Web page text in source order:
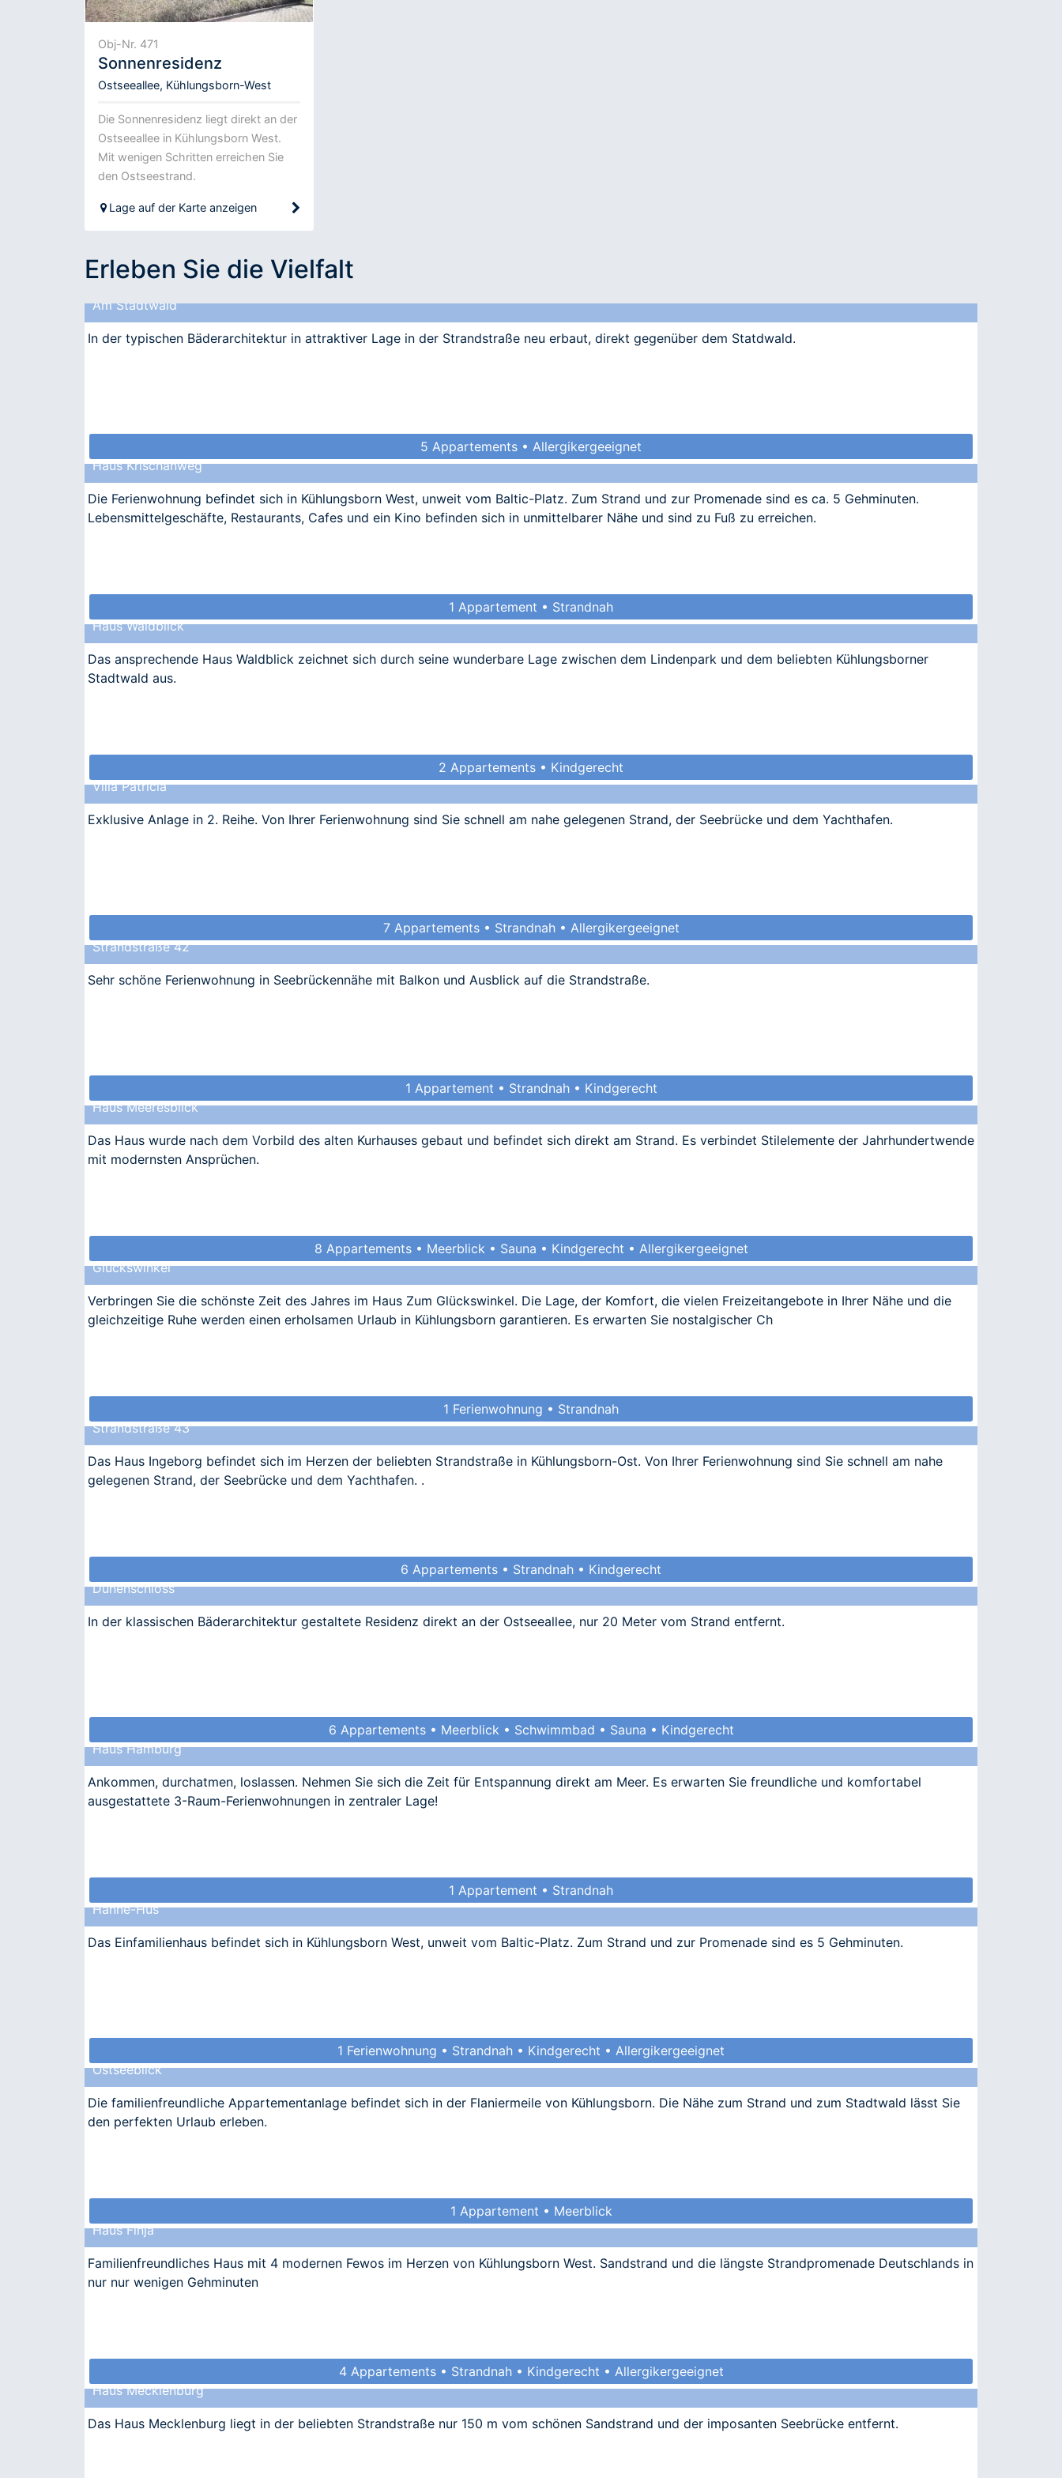
Obj-Nr. 471
Sonnenresidenz
Ostseeallee, Kühlungsborn-West
Die Sonnenresidenz liegt direkt an der
Ostseeallee in Kühlungsborn West.
Mit wenigen Schritten erreichen Sie
den Ostseestrand.
Lage auf der Karte anzeigen
Erleben Sie die Vielfalt
Am Stadtwald
In der typischen Bäderarchitektur in attraktiver Lage in der Strandstraße neu erbaut, direkt gegenüber dem Statdwald.
5 Appartements • Allergikergeeignet
Haus Krischanweg
Die Ferienwohnung befindet sich in Kühlungsborn West, unweit vom Baltic-Platz. Zum Strand und zur Promenade sind es ca. 5 Gehminuten.
Lebensmittelgeschäfte, Restaurants, Cafes und ein Kino befinden sich in unmittelbarer Nähe und sind zu Fuß zu erreichen.
1 Appartement • Strandnah
Haus Waldblick
Das ansprechende Haus Waldblick zeichnet sich durch seine wunderbare Lage zwischen dem Lindenpark und dem beliebten Kühlungsborner
Stadtwald aus.
2 Appartements • Kindgerecht
Villa Patricia
Exklusive Anlage in 2. Reihe. Von Ihrer Ferienwohnung sind Sie schnell am nahe gelegenen Strand, der Seebrücke und dem Yachthafen.
7 Appartements • Strandnah • Allergikergeeignet
Strandstraße 42
Sehr schöne Ferienwohnung in Seebrückennähe mit Balkon und Ausblick auf die Strandstraße.
1 Appartement • Strandnah • Kindgerecht
Haus Meeresblick
Das Haus wurde nach dem Vorbild des alten Kurhauses gebaut und befindet sich direkt am Strand. Es verbindet Stilelemente der Jahrhundertwende
mit modernsten Ansprüchen.
8 Appartements • Meerblick • Sauna • Kindgerecht • Allergikergeeignet
Glückswinkel
Verbringen Sie die schönste Zeit des Jahres im Haus Zum Glückswinkel. Die Lage, der Komfort, die vielen Freizeitangebote in Ihrer Nähe und die
gleichzeitige Ruhe werden einen erholsamen Urlaub in Kühlungsborn garantieren. Es erwarten Sie nostalgischer Ch
1 Ferienwohnung • Strandnah
Strandstraße 43
Das Haus Ingeborg befindet sich im Herzen der beliebten Strandstraße in Kühlungsborn-Ost. Von Ihrer Ferienwohnung sind Sie schnell am nahe
gelegenen Strand, der Seebrücke und dem Yachthafen. .
6 Appartements • Strandnah • Kindgerecht
Dünenschloss
In der klassischen Bäderarchitektur gestaltete Residenz direkt an der Ostseeallee, nur 20 Meter vom Strand entfernt.
6 Appartements • Meerblick • Schwimmbad • Sauna • Kindgerecht
Haus Hamburg
Ankommen, durchatmen, loslassen. Nehmen Sie sich die Zeit für Entspannung direkt am Meer. Es erwarten Sie freundliche und komfortabel
ausgestattete 3-Raum-Ferienwohnungen in zentraler Lage!
1 Appartement • Strandnah
Hanne-Hus
Das Einfamilienhaus befindet sich in Kühlungsborn West, unweit vom Baltic-Platz. Zum Strand und zur Promenade sind es 5 Gehminuten.
1 Ferienwohnung • Strandnah • Kindgerecht • Allergikergeeignet
Ostseeblick
Die familienfreundliche Appartementanlage befindet sich in der Flaniermeile von Kühlungsborn. Die Nähe zum Strand und zum Stadtwald lässt Sie
den perfekten Urlaub erleben.
1 Appartement • Meerblick
Haus Finja
Familienfreundliches Haus mit 4 modernen Fewos im Herzen von Kühlungsborn West. Sandstrand und die längste Strandpromenade Deutschlands in
nur nur wenigen Gehminuten
4 Appartements • Strandnah • Kindgerecht • Allergikergeeignet
Haus Mecklenburg
Das Haus Mecklenburg liegt in der beliebten Strandstraße nur 150 m vom schönen Sandstrand und der imposanten Seebrücke entfernt.